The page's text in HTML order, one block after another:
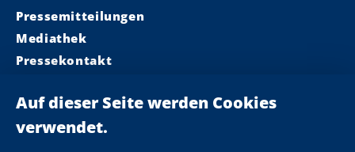
Pressemitteilungen
Mediathek
Pressekontakt
Landeskabinett
Einsamkeit